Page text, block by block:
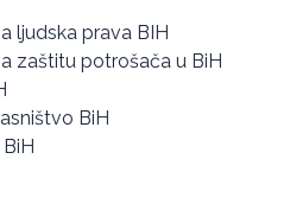
ljudska prava BIH
zaštitu potrošača u BiH
BiH